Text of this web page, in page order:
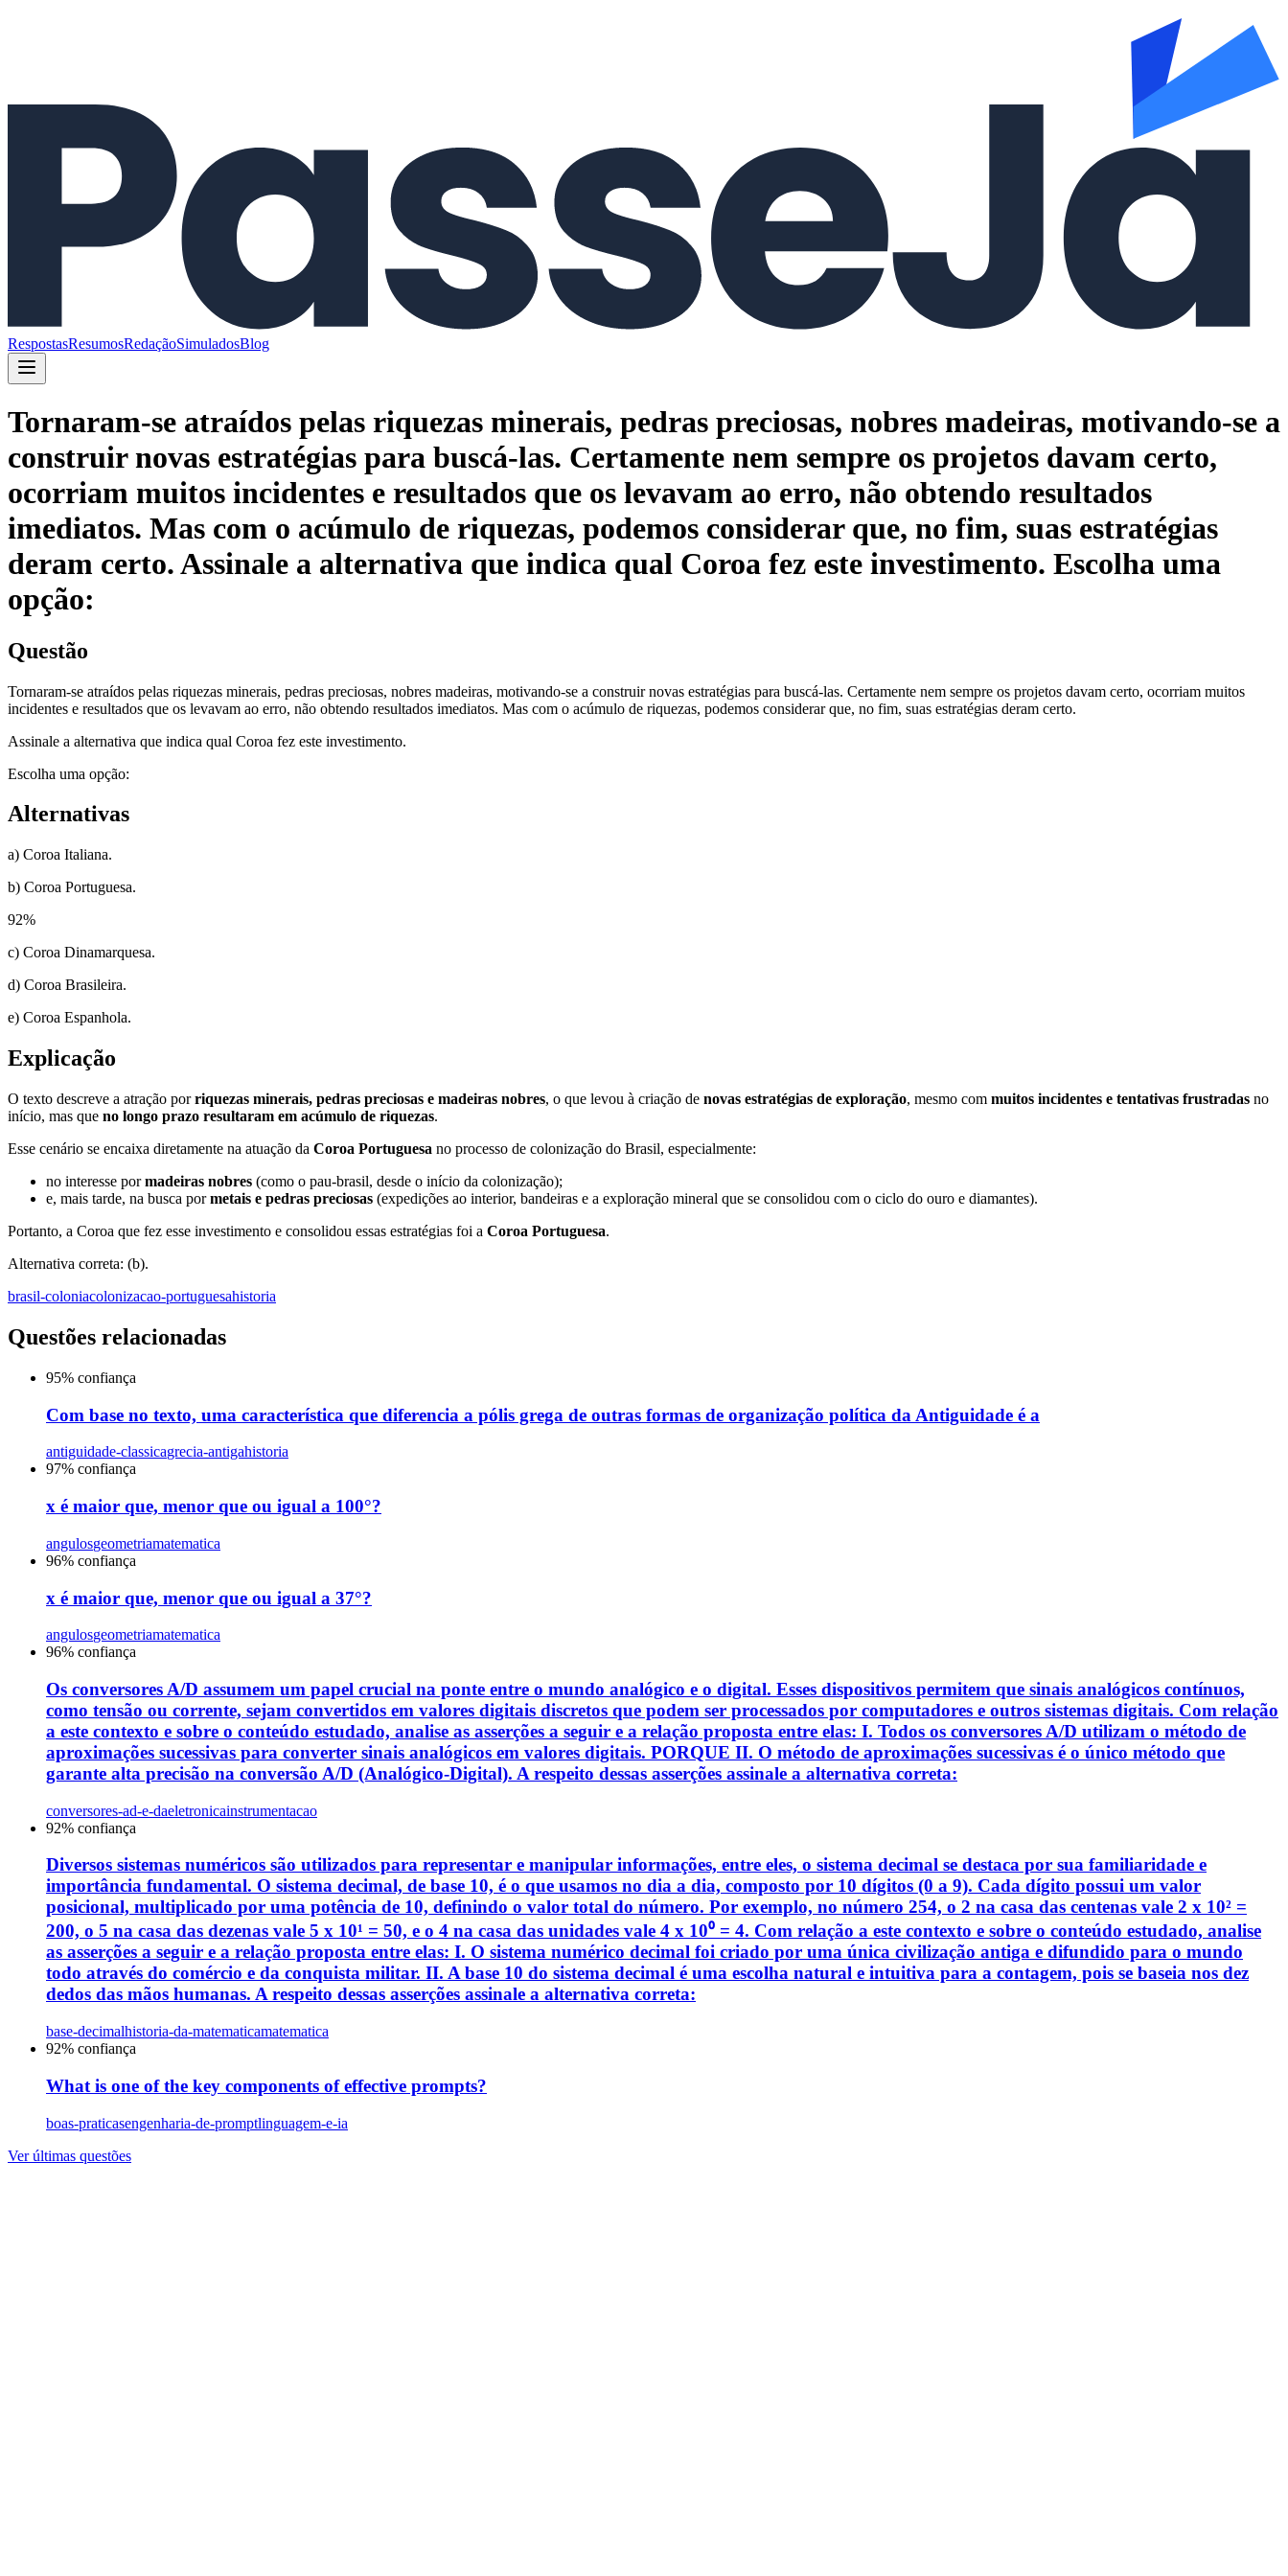
RespostasResumosRedaçãoSimuladosBlog
Tornaram-se atraídos pelas riquezas minerais, pedras preciosas, nobres madeiras, motivando-se a
construir novas estratégias para buscá‑las. Certamente nem sempre os projetos davam certo,
ocorriam muitos incidentes e resultados que os levavam ao erro, não obtendo resultados
imediatos. Mas com o acúmulo de riquezas, podemos considerar que, no fim, suas estratégias
deram certo. Assinale a alternativa que indica qual Coroa fez este investimento. Escolha uma
opção:
Questão
Tornaram-se atraídos pelas riquezas minerais, pedras preciosas, nobres madeiras, motivando-se a construir novas estratégias para buscá‑las. Certamente nem sempre os projetos davam certo, ocorriam muitos
incidentes e resultados que os levavam ao erro, não obtendo resultados imediatos. Mas com o acúmulo de riquezas, podemos considerar que, no fim, suas estratégias deram certo.
Assinale a alternativa que indica qual Coroa fez este investimento.
Escolha uma opção:
Alternativas
a) Coroa Italiana.
b) Coroa Portuguesa.
92%
c) Coroa Dinamarquesa.
d) Coroa Brasileira.
e) Coroa Espanhola.
Explicação
O texto descreve a atração porriquezas minerais, pedras preciosas e madeiras nobres, o que levou à criação de novas estratégias de exploração, mesmo com muitos incidentes e tentativas frustradas no
início, mas que no longo prazo resultaram em acúmulo de riquezas.
Esse cenário se encaixa diretamente na atuação da Coroa Portuguesa no processo de colonização do Brasil, especialmente:
no interesse pormadeiras nobres (como o pau-brasil, desde o início da colonização);
e, mais tarde, na busca pormetais e pedras preciosas (expedições ao interior, bandeiras e a exploração mineral que se consolidou com o ciclo do ouro e diamantes).
Portanto, a Coroa que fez esse investimento e consolidou essas estratégias foi a Coroa Portuguesa.
Alternativa correta: (b).
brasil-coloniacolonizacao-portuguesahistoria
Questões relacionadas
95% confiança
Com base no texto, uma característica que diferencia a pólis grega de outras formas de organização política da Antiguidade é a
antiguidade-classicagrecia-antigahistoria
97% confiança
x é maior que, menor que ou igual a 100°?
angulosgeometriamatematica
96% confiança
x é maior que, menor que ou igual a 37°?
angulosgeometriamatematica
96% confiança
Os conversores A/D assumem um papel crucial na ponte entre o mundo analógico e o digital. Esses dispositivos permitem que sinais analógicos contínuos,
como tensão ou corrente, sejam convertidos em valores digitais discretos que podem ser processados por computadores e outros sistemas digitais. Com relação
a este contexto e sobre o conteúdo estudado, analise as asserções a seguir e a relação proposta entre elas: I. Todos os conversores A/D utilizam o método de
aproximações sucessivas para converter sinais analógicos em valores digitais. PORQUE II. O método de aproximações sucessivas é o único método que
garante alta precisão na conversão A/D (Analógico-Digital). A respeito dessas asserções assinale a alternativa correta:
conversores-ad-e-daeletronicainstrumentacao
92% confiança
Diversos sistemas numéricos são utilizados para representar e manipular informações, entre eles, o sistema decimal se destaca por sua familiaridade e
importância fundamental. O sistema decimal, de base 10, é o que usamos no dia a dia, composto por 10 dígitos (0 a 9). Cada dígito possui um valor
posicional, multiplicado por uma potência de 10, definindo o valor total do número. Por exemplo, no número 254, o 2 na casa das centenas vale 2 x 10² =
200, o 5 na casa das dezenas vale 5 x 10¹ = 50, e o 4 na casa das unidades vale 4 x 10⁰ = 4. Com relação a este contexto e sobre o conteúdo estudado, analise
as asserções a seguir e a relação proposta entre elas: I. O sistema numérico decimal foi criado por uma única civilização antiga e difundido para o mundo
todo através do comércio e da conquista militar. II. A base 10 do sistema decimal é uma escolha natural e intuitiva para a contagem, pois se baseia nos dez
dedos das mãos humanas. A respeito dessas asserções assinale a alternativa correta:
base-decimalhistoria-da-matematicamatematica
92% confiança
What is one of the key components of effective prompts?
boas-praticasengenharia-de-promptlinguagem-e-ia
Ver últimas questões